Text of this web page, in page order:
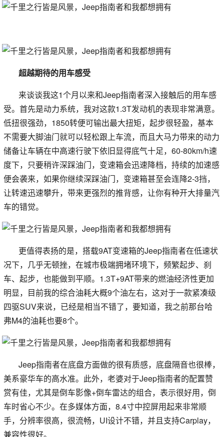
超越期待的用车感受
来谈谈我这1个月以来和Jeep指南者深入接触后的用车感
受。首先是动力系统，我对这款1.3T发动机的表现非常满意。
低扭很强劲，1850转便可输出最大扭矩，起步很轻盈，基本
不需要大脚油门就可以轻松跟上车流，而且大马力带来的动力
储备让车辆在中高速行驶下依旧显得底气十足，60-80km/h速
度下，只要稍许深踩油门，变速箱会迅速降档，持续的加速感
便会袭来，如果你继续深踩油门，变速箱甚至会连降2-3挡，
让转速迅速攀升，带来更强烈的推背感，让你有种开大排量汽
车的错觉。
更值得表扬的是，搭载9AT变速箱的Jeep指南者在低速状
况下，几乎无顿挫，在城市极端拥堵环境下，频繁起步、刹
车、起步，也能做到平顺。1.3T+9AT带来的燃油经济性更加
明显，目前我的综合油耗大概9个油左右，这对于一款紧凑级
四驱SUV来说，已经是相当不错了，要知道，我之前那台哈
弗M4的油耗也要8个。
Jeep指南者在底盘方面做的很有质感，底盘隔音也很棒，
美系豪华车的高水准。此外，老婆对于Jeep指南者的配置赞
赏有佳，尤其是倒车影像+倒车雷达的组合，表示很好用，倒
车时省心不少。在多媒体方面，8.4寸中控屏用起来非常顺
手，分辨率很高，很流畅，UI设计不错，并且支持Carplay，
兼容性很好。